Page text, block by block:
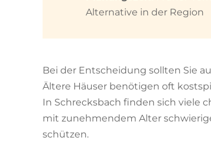
Alternative in der Region
Bei der Entscheidung sollten Sie
Ältere Häuser benötigen oft
In Schrecksbach finden sich viele
mit zunehmendem Alter
schützen.